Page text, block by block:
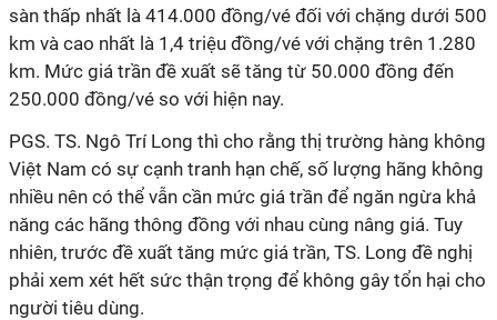
sàn thấp nhất là 414.000 đồng/vé đối với chặng dưới 500
km và cao nhất là 1,4 triệu đồng/vé với chặng trên 1.280
km. Mức giá trần đề xuất sẽ tăng từ 50.000 đồng đến
250.000 đồng/vé so với hiện nay.
PGS. TS. Ngô Trí Long thì cho rằng thị trường hàng không
Việt Nam có sự cạnh tranh hạn chế, số lượng hãng không
nhiều nên có thể vẫn cần mức giá trần để ngăn ngừa khả
năng các hãng thông đồng với nhau cùng nâng giá. Tuy
nhiên, trước đề xuất tăng mức giá trần, TS. Long đề nghị
phải xem xét hết sức thận trọng để không gây tổn hại cho
người tiêu dùng.